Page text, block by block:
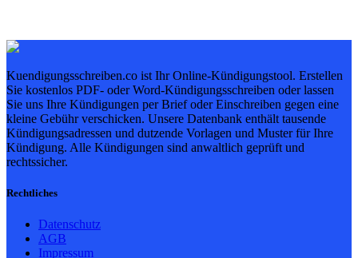
Kuendigungsschreiben.co ist Ihr Online-Kündigungstool. Erstellen
Sie kostenlos PDF- oder Word-Kündigungsschreiben oder lassen
Sie uns Ihre Kündigungen per Brief oder Einschreiben gegen eine
kleine Gebühr verschicken. Unsere Datenbank enthält tausende
Kündigungsadressen und dutzende Vorlagen und Muster für Ihre
Kündigung. Alle Kündigungen sind anwaltlich geprüft und
rechtssicher.
Rechtliches
Datenschutz
AGB
Impressum